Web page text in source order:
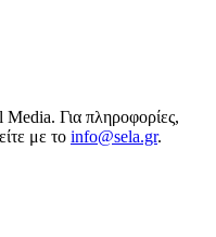
Για πληροφορίες,
με το info@sela.gr.